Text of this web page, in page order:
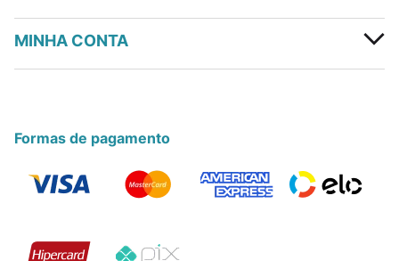
MINHA CONTA
Formas de pagamento